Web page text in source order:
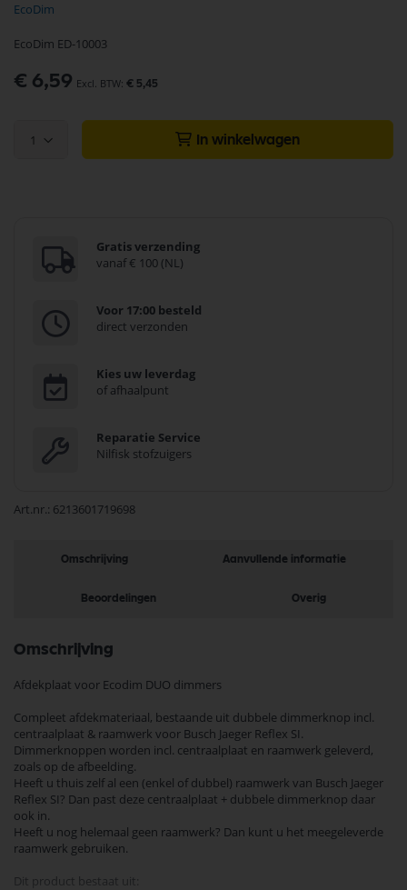
EcoDim
EcoDim ED-10003
€ 6,59 € 5,45
1 In winkelwagen
Gratis verzending
vanaf € 100 (NL)
Voor 17:00 besteld
direct verzonden
Kies uw leverdag
of afhaalpunt
Reparatie Service
Nilfisk stofzuigers
Art.nr. 6213601719698
van
afbeeldingen-
Omschrijving Aanvullende informatie
Beoordelingen Overig
Omschrijving
Afdekplaat voor Ecodim DUO dimmers
Compleet afdekmateriaal, bestaande uit dubbele dimmerknop incl.
centraalplaat & raamwerk voor Busch Jaeger Reflex SI.
Dimmerknoppen worden incl. centraalplaat en raamwerk geleverd,
zoals op de afbeelding.
Heeft u thuis zelf al een (enkel of dubbel) raamwerk van Busch Jaeger
Reflex SI? Dan past deze centraalplaat + dubbele dimmerknop daar
ook in.
Heeft u nog helemaal geen raamwerk? Dan kunt u het meegeleverde
raamwerk gebruiken.
Dit product bestaat uit: